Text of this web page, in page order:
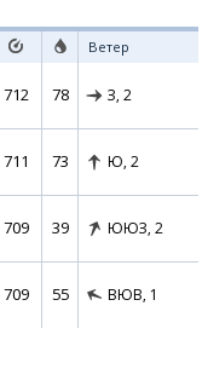
Ветер
712 78 З, 2
711 73 Ю, 2
709 39 ЮЮЗ, 2
709 55 ВЮВ, 1